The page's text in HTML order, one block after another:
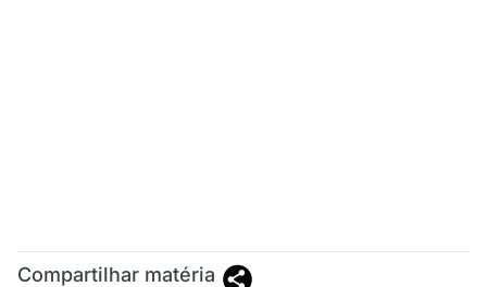
Compartilhar matéria